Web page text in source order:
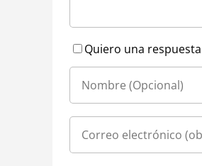
Quiero una